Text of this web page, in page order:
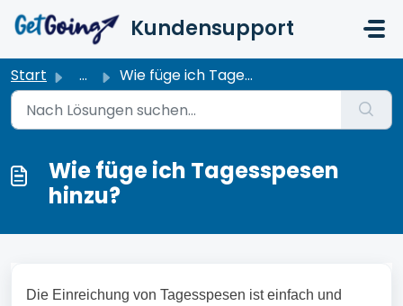
Kundensupport
Start ... Wie füge ich Tagesspesen hinzu?
Wie füge ich Tagesspesen
hinzu?
Die Einreichung von Tagesspesen ist einfach und